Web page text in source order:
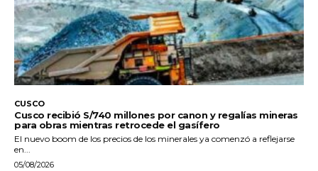
CUSCO
Cusco recibió S/740 millones por canon y regalías mineras
para obras mientras retrocede el gasífero
El nuevo boom de los precios de los minerales ya comenzó a reflejarse
en...
05/08/2026